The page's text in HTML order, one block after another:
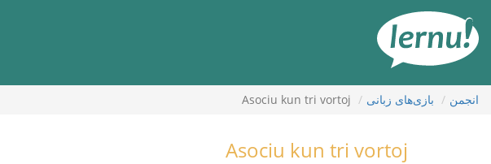
محتوا
انجمن بازی‌های زبانی Asociu kun tri vortoj
Asociu kun tri vortoj